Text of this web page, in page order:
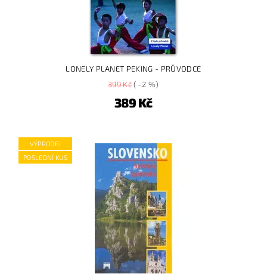
LONELY PLANET PEKING - PRŮVODCE
399 Kč(–2 %)
389 Kč
VÝPRODEJ
POSLEDNÍ KUS